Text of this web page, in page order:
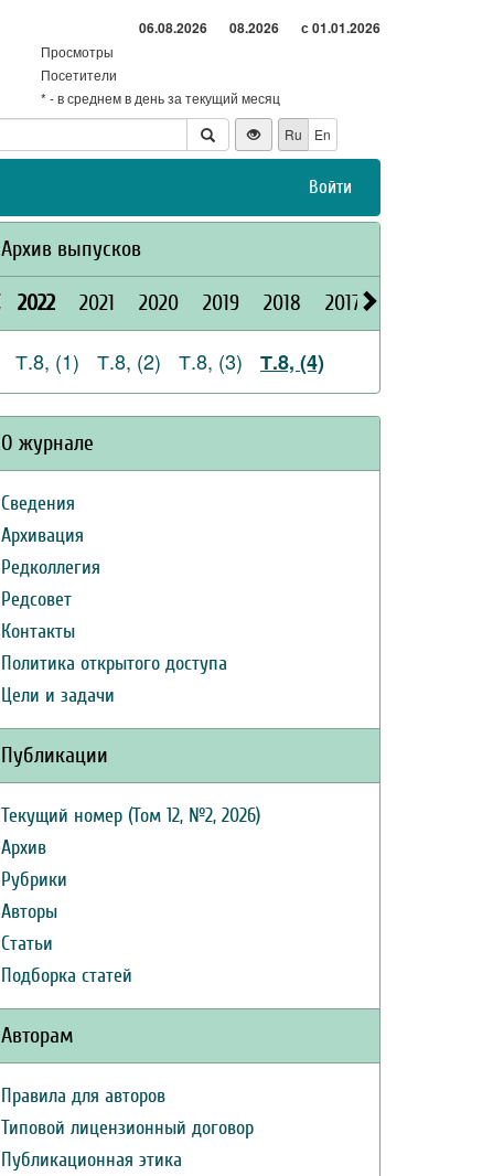
06.08.2026 08.2026 с 01.01.2026
Просмотры
Посетители
* - в среднем в день за текущий месяц
Ru
En
Войти
Архив выпусков
2022 2021 2020 2019 2018 2017
Т.8, (1) Т.8, (2) Т.8, (3) Т.8, (4)
О журнале
Сведения
Архивация
Редколлегия
Редсовет
Контакты
Политика открытого доступа
Цели и задачи
Публикации
Текущий номер (Том 12, №2, 2026)
Архив
Рубрики
Авторы
Статьи
Подборка статей
Авторам
Правила для авторов
Типовой лицензионный договор
Публикационная этика